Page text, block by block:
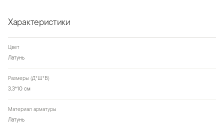
Характеристики
Цвет
Латунь
Размеры (Д*Ш*В)
3,3*10 см
Материал арматуры
Латунь